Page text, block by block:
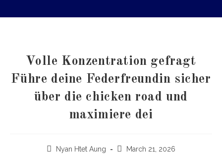
Volle Konzentration gefragt
Führe deine Federfreundin sicher
über die chicken road und
maximiere dei
Nyan Htet Aung March 21, 2026